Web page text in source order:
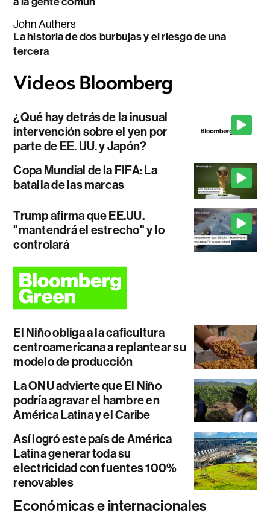
John Authers
La historia de dos burbujas y el riesgo de una
tercera
¿Qué hay detrás de la inusual
intervención sobre el yen por
parte de EE. UU. y Japón?
Copa Mundial de la FIFA: La
batalla de las marcas
Trump afirma que EE.UU.
"mantendrá el estrecho" y lo
controlará
El Niño obliga a la caficultura
centroamericana a replantear su
modelo de producción
La ONU advierte que El Niño
podría agravar el hambre en
América Latina y el Caribe
Así logró este país de América
Latina generar toda su
electricidad con fuentes 100%
renovables
Económicas e internacionales